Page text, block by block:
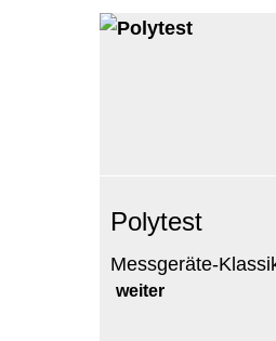
Polytest
Messgeräte-
weiter